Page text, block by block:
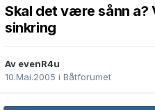
Skal det være sånn a?
sinkring
Av evenR4u
10.Mai.2005 i Båtforumet